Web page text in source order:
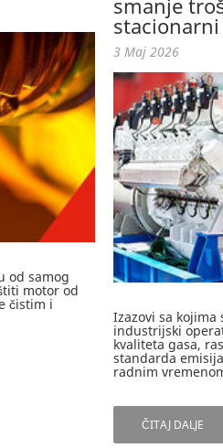
od samog
motor od
čistim i
smanje
3 Maj 2026
Izazovi sa kojima
industrijski
kvaliteta gasa,
standarda
radnim
ČITAJ DALJE